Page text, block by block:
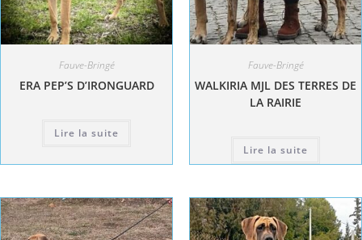
Fauve-Bringé
ERA PEP’S D’IRONGUARD
Lire la suite
Fauve-Bringé
WALKIRIA MJL DES TERRES DE
LA RAIRIE
Lire la suite